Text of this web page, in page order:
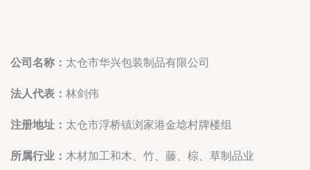
公司名称： 太仓市华兴包装制品有限公司
法人代表： 林剑伟
注册地址： 太仓市浮桥镇浏家港金埝村牌楼组
所属行业： 木材加工和木、竹、藤、棕、草制品业